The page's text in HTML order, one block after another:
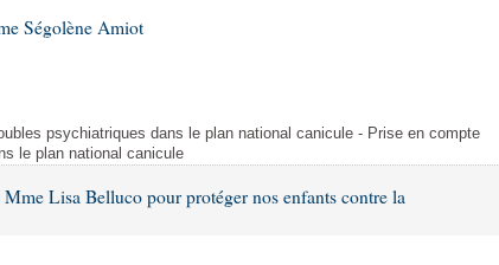
Ségolène Amiot
psychiatriques dans le plan national canicule - Prise en compte
le plan national canicule
Lisa Belluco pour protéger nos enfants contre la